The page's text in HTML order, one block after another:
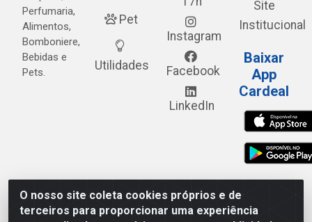
O nosso site coleta cookies próprios e de
terceiros para proporcionar uma experiência
Perfumaria,
Alimentos,
Bomboniere,
Bebidas e
Pets.
Pet
Utilidades
Instagram
Facebook
LinkedIn
Site
Institucional
Baixar
App
Cardeal
Cardeal Distribuidora - Estrada Alto do Moura, 582 - Alto
do Moura - Caruaru/PE - CEP 55.040-120 - CNPJ